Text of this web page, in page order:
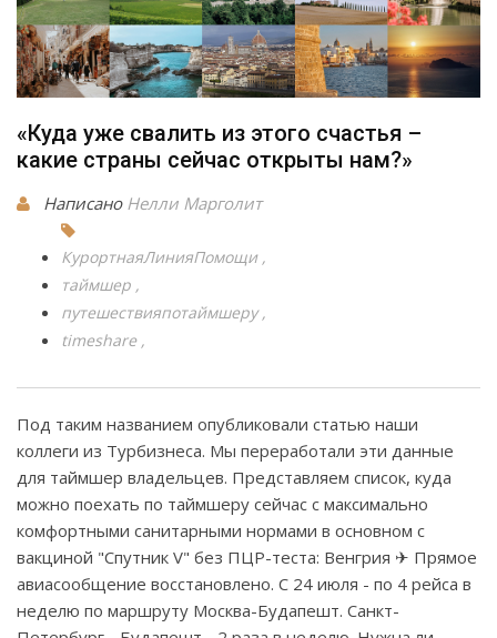
«Куда уже свалить из этого счастья –
какие страны сейчас открыты нам?»
Написано Нелли Марголит
КурортнаяЛинияПомощи
таймшер
путешествияпотаймшеру
timeshare
Под таким названием опубликовали статью наши
коллеги из Турбизнеса. Мы переработали эти данные
для таймшер владельцев. Представляем список, куда
можно поехать по таймшеру сейчас с максимально
комфортными санитарными нормами в основном с
вакциной "Спутник V" без ПЦР-теста: Венгрия ✈ Прямое
авиасообщение восстановлено. С 24 июля - по 4 рейса в
неделю по маршруту Москва-Будапешт. Санкт-